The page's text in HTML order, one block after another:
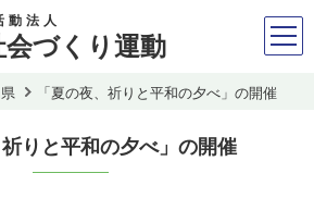
動法人
づくり運動
「夏の夜、祈りと平和の夕べ」の開催
祈りと平和の夕べ」の開催